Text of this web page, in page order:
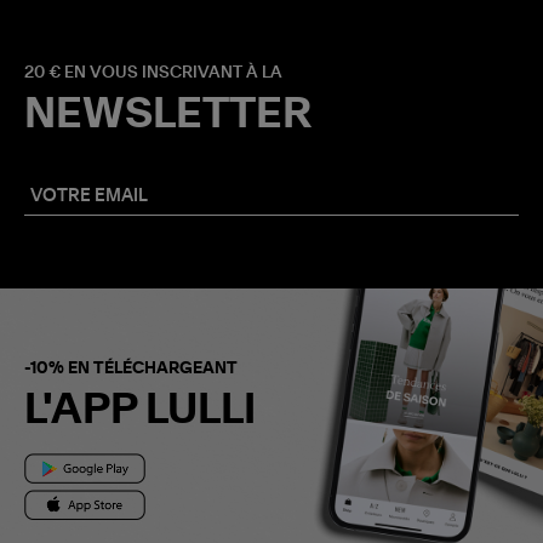
20 € EN VOUS INSCRIVANT À LA
NEWSLETTER
-10% EN TÉLÉCHARGEANT
L'APP LULLI